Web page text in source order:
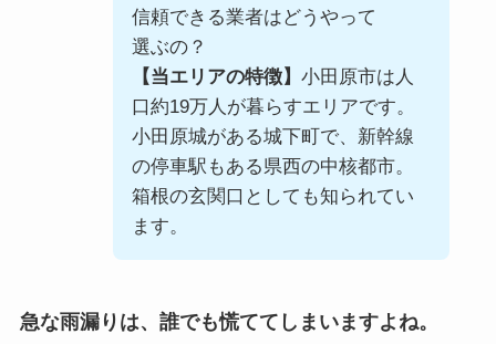
信頼できる業者はどうやって
選ぶの？
【当エリアの特徴】 小田原市は人
口約19万人が暮らすエリアです。
小田原城がある城下町で、新幹線
の停車駅もある県西の中核都市。
箱根の玄関口としても知られてい
ます。
急な雨漏りは、誰でも慌ててしまいますよね。